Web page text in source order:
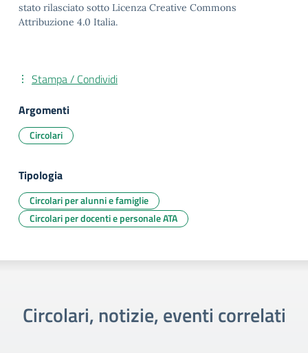
stato rilasciato sotto Licenza Creative Commons
Attribuzione 4.0 Italia.
Stampa / Condividi
Argomenti
Circolari
Tipologia
Circolari per alunni e famiglie
Circolari per docenti e personale ATA
Circolari, notizie, eventi correlati